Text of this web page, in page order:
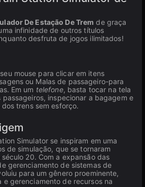
De Estação De Trem de graça
infinidade de outros títulos
desfruta de jogos ilimitados!
mouse para clicar em itens
ou Malas de passageiro-para
Em um telefone, basta tocar na tela
inspecionar a bagagem e
trens sem esforço.
Simulator se inspiram em uma
de simulação, que se tornaram
20. Com a expansão das
gerenciamento de sistemas de
para um gênero proeminente,
e gerenciamento de recursos na